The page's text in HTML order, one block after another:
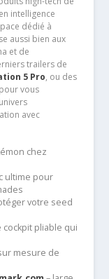
intelligence
dédié à
aussi bien aux
et de
trailers de
5 Pro, ou des
vous
avec
chez
ultime pour
votre seed
cockpit pliable qui
mesure de